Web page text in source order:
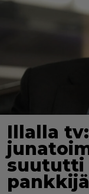
Illalla
suututti